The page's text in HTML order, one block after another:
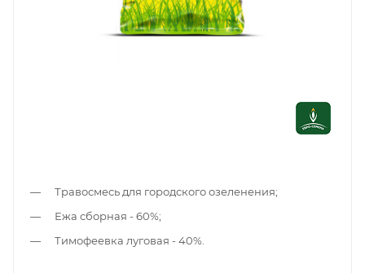
Травосмесь для городского озеленения;
Ежа сборная - 60%;
Тимофеевка луговая - 40%.